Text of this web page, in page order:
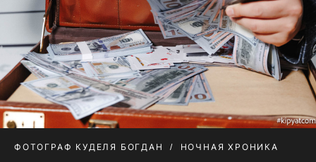
ФОТОГРАФ КУДЕЛЯ БОГДАН НОЧНАЯ ХРОНИКА